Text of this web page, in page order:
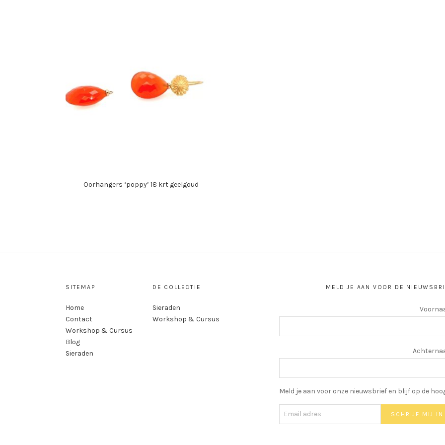
Oorhangers ‘poppy’ 18 krt geelgoud
SITEMAP
Home
Contact
Workshop & Cursus
Blog
Sieraden
DE COLLECTIE
Sieraden
Workshop & Cursus
MELD JE AAN VOOR DE
Meld je aan voor onze nieuwsbrief en blijf op de